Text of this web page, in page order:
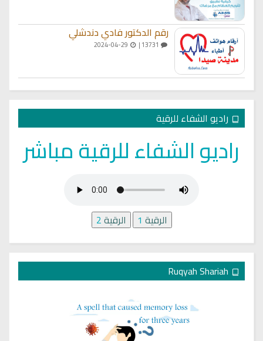
رقم الدكتور فادي دندشلي
راديو الشفاء للرقية
راديو الشفاء للرقية مباشر
الرقية 1 الرقية2